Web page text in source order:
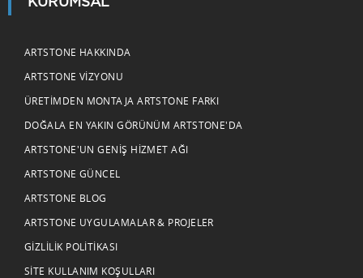
ARTSTONE HAKKINDA
ARTSTONE VIZYONU
ÜRETIMDEN MONTAJA ARTSTONE FARKI
DOĞALA EN YAKIN GÖRÜNÜM ARTSTONE'DA
ARTSTONE'UN GENIŞ HIZMET AĞI
ARTSTONE GÜNCEL
ARTSTONE BLOG
ARTSTONE UYGULAMALAR & PROJELER
GIZLILIK POLITIKASI
SITE KULLANIM KOŞULLARI